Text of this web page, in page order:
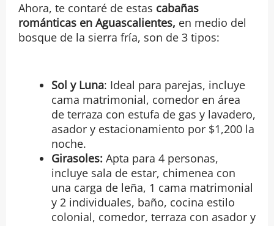
Ahora, te contaré de estas cabañas
románticas en Aguascalientes, en medio del
bosque de la sierra fría, son de 3 tipos:
Sol y Luna: Ideal para parejas, incluye
cama matrimonial, comedor en área
de terraza con estufa de gas y lavadero,
asador y estacionamiento por $1,200 la
noche.
Girasoles:Apta para 4 personas,
incluye sala de estar, chimenea con
una carga de leña, 1 cama matrimonial
y 2 individuales, baño, cocina estilo
colonial, comedor, terraza con asador y